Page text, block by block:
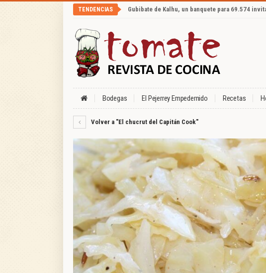
TENDENCIAS Gubibate de Kalhu, un banquete para 69.574
Bodegas El Pejerrey Empedernido Recetas
Volver a "El chucrut del Capitán Cook"